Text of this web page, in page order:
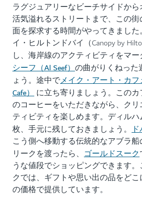
ラグジュアリーなビーチサイドか
活気溢れるストリートまで、この
面を探求する時間がやってきまし
イ・ヒルトンドバイ（Canopy by
し、海岸線のアクティビティをマー
シーフ（Al Seef）の曲がりくねった
ょう。途中でメイク・アート・カフ
Cafe） に立ち寄りましょう。この
のコーヒーをいただきながら、ク
ティビティを楽しめます。ディルハ
枚、手元に残しておきましょう。 ド
こう側へ移動する伝統的なアブラ
リークを渡ったら、 ゴールドスーク
うな値段でショッピングできます
クでは、ギフトや思い出の品をど
の価格で提供しています。